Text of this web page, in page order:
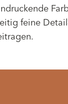
feine